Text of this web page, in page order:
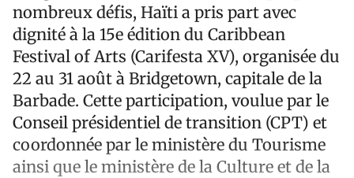
nombreux défis, Haïti a pris part avec
dignité à la 15e édition du Caribbean
Festival of Arts (Carifesta XV), organisée du
22 au 31 août à Bridgetown, capitale de la
Barbade. Cette participation, voulue par le
Conseil présidentiel de transition (CPT) et
coordonnée par le ministère du Tourisme
ainsi que le ministère de la Culture et de la